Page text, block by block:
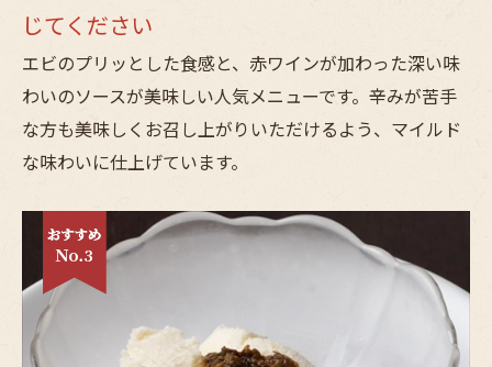
じてください
エビのプリッとした食感と、赤ワインが加わった深い味
わいのソースが美味しい人気メニューです。辛みが苦手
な方も美味しくお召し上がりいただけるよう、マイルド
な味わいに仕上げています。